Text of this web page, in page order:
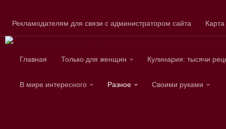
Рекламодателям для связи с администратором сайта
Сайт для
Главная Только для женщин Кулинария: тысячи
В мире интересного Разное Своими руками